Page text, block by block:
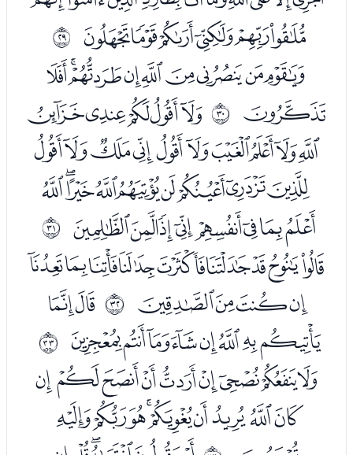
ﭤﭥﭦﭧﭨﭩ ﰜ
ﭫﭬﭭﭮﭯﭰﭱﭲﭳ
ﭴ ﰝ ﭶﭷﭸﭹﭺ
ﭻﭼﭽﭾﭿﮀﮁﮂﮃﮄ
ﮅﮆﮇﮈﮉﮊﮋﮌﮍ
ﮎﮏﮐﮑﮒﮓﮔﮕ ﰞ
ﮗﮘﮙﮚﮛﮜﮝﮞﮟ
ﮠﮡﮢﮣ ﰟ ﮥﮦ
ﮧﮨﮩﮪﮫﮬﮭﮮ ﰠ
ﮰﮱﯓﯔﯕﯖﯗﯘﯙ
ﯚﯛﯜﯝﯞﯟﯠﯡﯢ